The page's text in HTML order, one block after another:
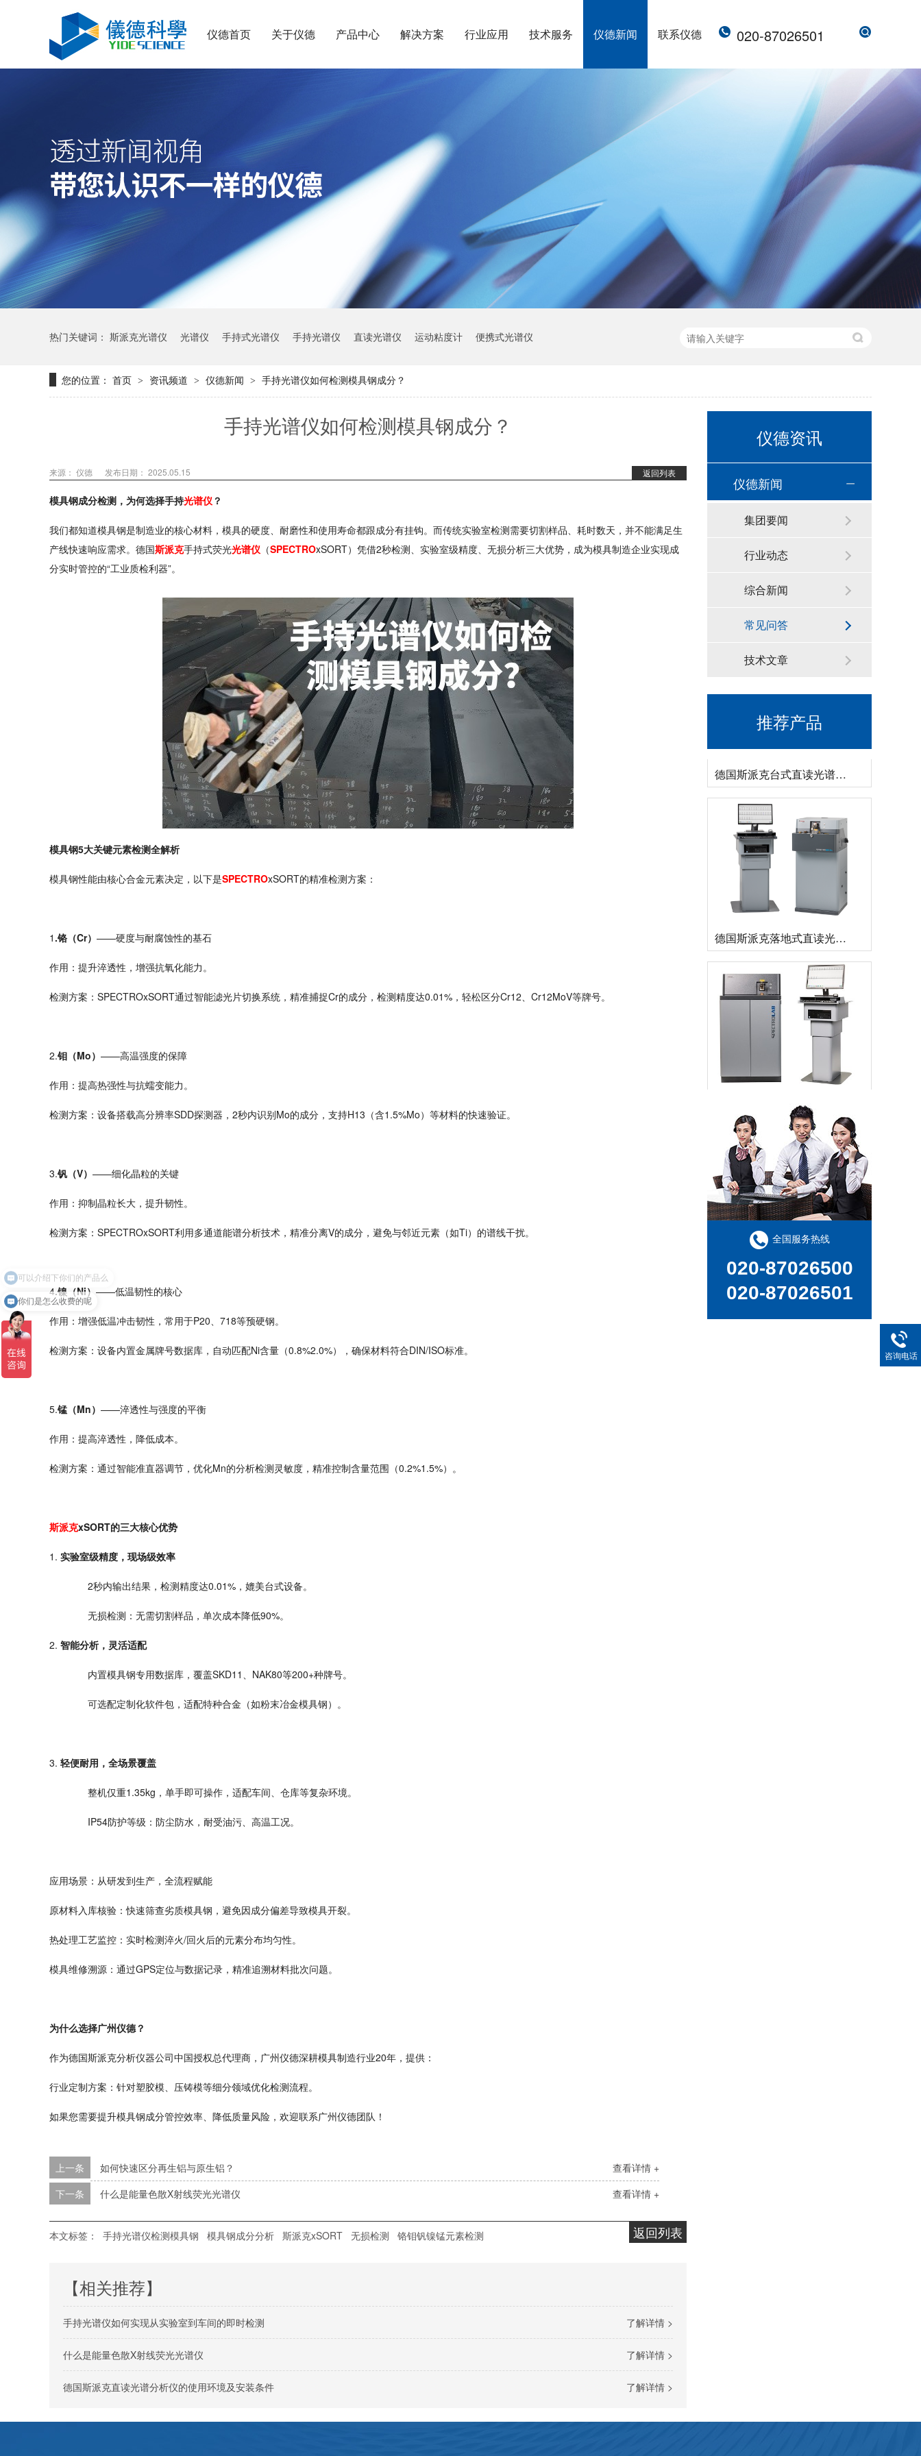
仪德首页 关于仪德 产品中心 解决方案 行业应用 技术服务 仪德新闻 联系仪德 020-87026501
热门关键词： 斯派克光谱仪 光谱仪 手持式光谱仪 手持光谱仪 直读光谱仪 运动粘度计 便携式光谱仪
您的位置： 首页 > 资讯频道 > 仪德新闻 > 手持光谱仪如何检测模具钢成分？
手持光谱仪如何检测模具钢成分？
返回列表
来源： 仪德 发布日期： 2025.05.15
模具钢成分检测，为何选择手持光谱仪？
我们都知道模具钢是制造业的核心材料，模具的硬度、耐磨性和使用寿命都跟成分有挂钩。而传统实验室检测需要切割样品、耗时数天，并不能满足生
产线快速响应需求。德国斯派克手持式荧光光谱仪 （SPECTROxSORT）凭借2秒检测、实验室级精度、无损分析三大优势，成为模具制造企业实现成
分实时管控的“工业质检利器”。
模具钢5大关键元素检测全解析
模具钢性能由核心合金元素决定，以下是SPECTROxSORT的精准检测方案：
1.铬（Cr） ——硬度与耐腐蚀性的基石
作用：提升淬透性，增强抗氧化能力。
检测方案： SPECTROxSORT通过智能滤光片切换系统，精准捕捉Cr的成分 ，检测精度达0.01% ，轻松区分Cr12、 Cr12MoV等牌号。
2.钼（Mo） ——高温强度的保障
作用：提高热强性与抗蠕变能力。
检测方案：设备搭载高分辨率SDD探测器， 2秒内识别Mo的成分 ，支持H13 （含1.5%Mo）等材料的快速验证。
3.钒（V） ——细化晶粒的关键
作用：抑制晶粒长大，提升韧性。
检测方案： SPECTROxSORT利用多通道能谱分析技术，精准分离V的成分 ，避免与邻近元素（如Ti）的谱线干扰。
4.镍（Ni） ——低温韧性的核心
作用：增强低温冲击韧性，常用于P20、 718等预硬钢。
检测方案：设备内置金属牌号数据库，自动匹配Ni含量（0.8%2.0%），确保材料符合DIN/ISO标准。
5.锰（Mn） ——淬透性与强度的平衡
作用：提高淬透性，降低成本。
检测方案：通过智能准直器调节，优化Mn的分析检测灵敏度，精准控制含量范围（0.2%1.5%）。
斯派克xSORT的三大核心优势
1. 实验室级精度，现场级效率
2秒内输出结果，检测精度达0.01% ，媲美台式设备。
无损检测：无需切割样品，单次成本降低90%。
2. 智能分析，灵活适配
内置模具钢专用数据库，覆盖SKD11 、 NAK80等200+种牌号。
可选配定制化软件包，适配特种合金（如粉末冶金模具钢）。
3. 轻便耐用，全场景覆盖
整机仅重1.35kg ，单手即可操作，适配车间、仓库等复杂环境。
IP54防护等级：防尘防水，耐受油污、高温工况。
应用场景：从研发到生产，全流程赋能
原材料入库核验：快速筛查劣质模具钢，避免因成分偏差导致模具开裂。
热处理工艺监控：实时检测淬火/回火后的元素分布均匀性。
模具维修溯源：通过GPS定位与数据记录，精准追溯材料批次问题。
为什么选择广州仪德？
作为德国斯派克分析仪器公司中国授权总代理商，广州仪德深耕模具制造行业20年，提供：
行业定制方案：针对塑胶模、压铸模等细分领域优化检测流程。
如果您需要提升模具钢成分管控效率、降低质量风险，欢迎联系广州仪德团队！
查看详情 +
上一条
如何快速区分再生铝与原生铝？
查看详情 +
下一条 什么是能量色散X射线荧光光谱仪
返回列表
本文标签： 手持光谱仪检测模具钢 模具钢成分分析 斯派克xSORT 无损检测 铬钼钒镍锰元素检测
【相关推荐】
了解详情 >
手持光谱仪如何实现从实验室到车间的即时检测
了解详情 >
什么是能量色散X射线荧光光谱仪
了解详情 >
德国斯派克直读光谱分析仪的使用环境及安装条件
仪德资讯
仪德新闻
集团要闻
行业动态
综合新闻
常见问答
技术文章
推荐产品
直读光谱仪 直读光谱分析仪 LAB S
全国服务热线
020-87026500
020-87026501
咨询电话
你们是怎么收费的呢